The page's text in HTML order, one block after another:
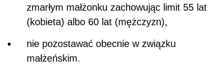
zmarłym małżonku zachowując limit 55 lat
(kobieta) albo 60 lat (mężczyzn),
nie pozostawać obecnie w związku
małżeńskim.